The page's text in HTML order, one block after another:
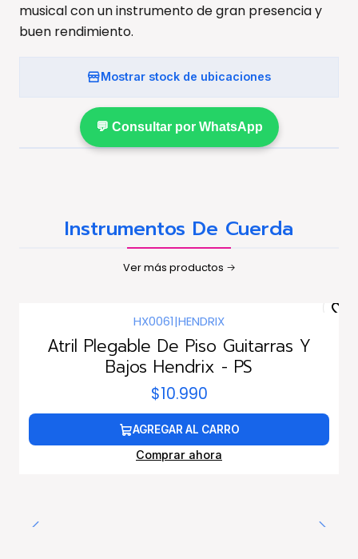
musical con un instrumento de gran presencia y
buen rendimiento.
Mostrar stock de ubicaciones
💬 Consultar por WhatsApp
Instrumentos De Cuerda
Ver más productos
HX0061|HENDRIX
Atril Plegable De Piso Guitarras Y
Bajos Hendrix - PS
$10.990
AGREGAR AL CARRO
Comprar ahora